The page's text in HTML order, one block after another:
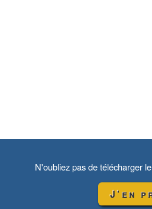
N'oubliez pas de télécharger le
J'en